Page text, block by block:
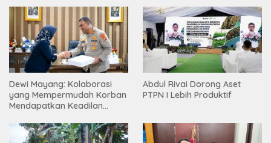
Tinggi
Masyarakat
Dewi Mayang: Kolaborasi
yang Mempermudah Korban
Mendapatkan Keadilan
Abdul Rivai Dorong Aset
PTPN I Lebih Produktif